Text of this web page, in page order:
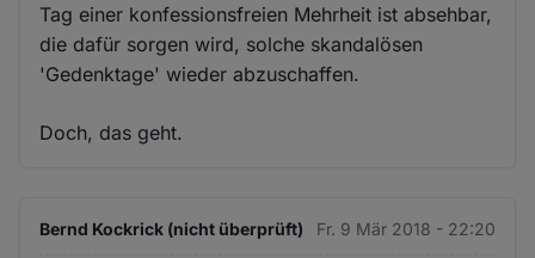
Tag einer konfessionsfreien Mehrheit ist absehbar,
die dafür sorgen wird, solche skandalösen
'Gedenktage' wieder abzuschaffen.
Doch, das geht.
Bernd Kockrick (nicht überprüft) Fr. 9 Mär 2018 - 22:20